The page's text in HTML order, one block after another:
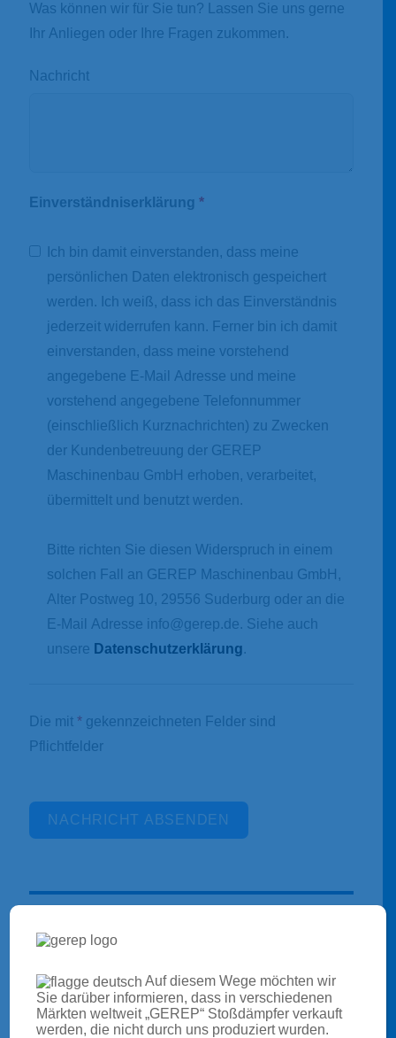
Was können wir für Sie tun? Lassen Sie uns gerne
Ihr Anliegen oder Ihre Fragen zukommen.
Nachricht
Einverständniserklärung*
Ich bin damit einverstanden, dass meine
persönlichen Daten elektronisch gespeichert
werden. Ich weiß, dass ich das Einverständnis
jederzeit widerrufen kann. Ferner bin ich damit
einverstanden, dass meine vorstehend
angegebene E-Mail Adresse und meine
vorstehend angegebene Telefonnummer
(einschließlich Kurznachrichten) zu Zwecken
der Kundenbetreuung der GEREP
Maschinenbau GmbH erhoben, verarbeitet,
übermittelt und benutzt werden.
Bitte richten Sie diesen Widerspruch in einem
solchen Fall an GEREP Maschinenbau GmbH,
Alter Postweg 10, 29556 Suderburg oder an die
E-Mail Adresse info@gerep.de. Siehe auch
unsere Datenschutzerklärung.
Die mit* gekennzeichneten Felder sind
Pflichtfelder
NACHRICHT ABSENDEN
Auf diesem Wege möchten wir
Sie darüber informieren, dass in verschiedenen
Märkten weltweit „GEREP“ Stoßdämpfer verkauft
werden, die nicht durch uns produziert wurden.